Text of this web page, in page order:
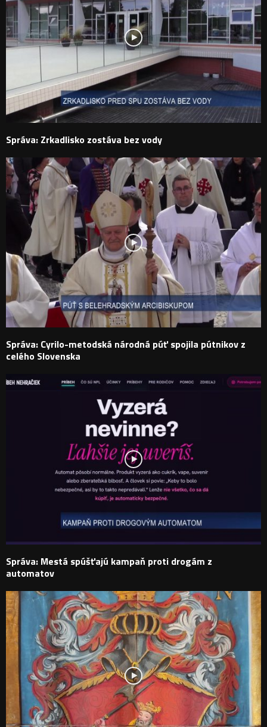
Správa: Zrkadlisko zostáva bez vody
Správa: Cyrilo-metodská národná púť spojila pútnikov z
celého Slovenska
Správa: Mestá spúšťajú kampaň proti drogám z
automatov